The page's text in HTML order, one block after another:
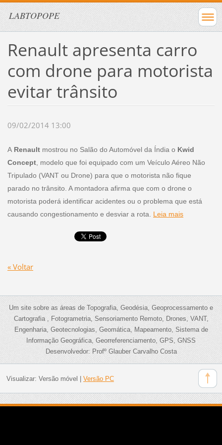
LABTOPOPE
Renault apresenta carro
com drone para motorista
evitar trânsito
09/02/2014 13:00
A Renaultmostrou no Salão do Automóvel da Índia o Kwid
Concept, modelo que foi equipado com um Veículo Aéreo Não
Tripulado (VANT ou Drone) para que o motorista não fique
parado no trânsito. A montadora afirma que com o drone o
motorista poderá identificar acidentes ou o problema que está
causando congestionamento e desviar a rota. Leia mais
« Voltar
Um site sobre as áreas de Topografia, Geodésia, Geoprocessamento e
Cartografia , Fotogrametria, Sensoriamento Remoto, Drones, VANT,
Engenharia, Geotecnologias, Geomática, Mapeamento, Sistema de
Informação Geográfica, Georreferenciamento, GPS, GNSS
Desenvolvedor: Profº Glauber Carvalho Costa
Visualizar: Versão móvel Versão PC